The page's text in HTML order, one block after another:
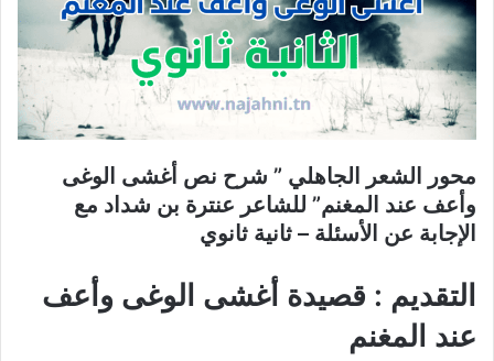
محور الشعر الجاهلي ” شرح نص أغشى الوغى
وأعف عند المغنم” للشاعر عنترة بن شداد مع
الإجابة عن الأسئلة – ثانية ثانوي
التقديم : قصيدة أغشى الوغى وأعف
عند المغنم